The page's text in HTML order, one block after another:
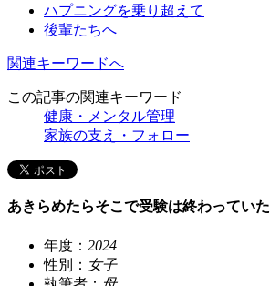
ハプニングを乗り超えて
後輩たちへ
関連キーワードへ
この記事の関連キーワード
健康・メンタル管理
家族の支え・フォロー
あきらめたらそこで受験は終わっていた
年度： 2024
性別： 女子